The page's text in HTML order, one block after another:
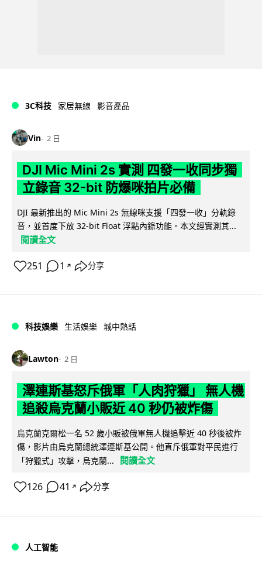
3C科技 家居無線 影音產品
Vin 2 日
DJI Mic Mini 2s 實測 四發一收同步獨
立錄音 32-bit 防爆咪拍片必備
DJI 最新推出的 Mic Mini 2s 無線咪支援「四發一收」分軌錄
音，並首度下放 32-bit Float 浮點內錄功能。本文經實測其...
閱讀全文
251 1 ↗ 分享
科技娛樂 生活娛樂 城中熱話
Lawton 2 日
澤連斯基怒斥俄軍「人肉狩獵」 無人機
追殺烏克蘭小販近 40 秒仍被炸傷
烏克蘭克爾松一名 52 歲小販被俄軍無人機追擊近 40 秒後被炸
傷，影片由烏克蘭總統澤連斯基公開。他直斥俄軍對平民進行
「狩獵式」攻擊，烏克蘭...
閱讀全文
126 41 ↗ 分享
人工智能